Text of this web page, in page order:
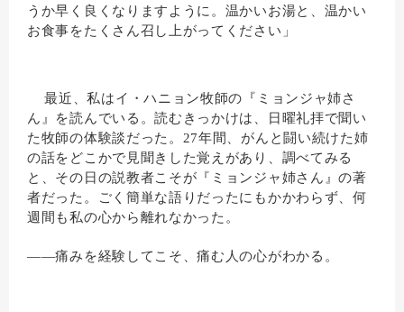
うか早く良くなりますように。温かいお湯と、温かい
お食事をたくさん召し上がってください」
最近、私はイ・ハニョン牧師の『ミョンジャ姉さ
ん』を読んでいる。読むきっかけは、日曜礼拝で聞い
た牧師の体験談だった。27年間、がんと闘い続けた姉
の話をどこかで見聞きした覚えがあり、調べてみる
と、その日の説教者こそが『ミョンジャ姉さん』の著
者だった。ごく簡単な語りだったにもかかわらず、何
週間も私の心から離れなかった。
――痛みを経験してこそ、痛む人の心がわかる。